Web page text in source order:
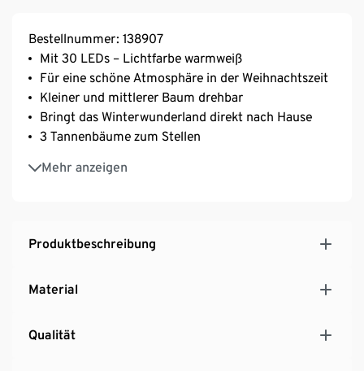
Bestellnummer: 138907
Mit 30 LEDs – Lichtfarbe warmweiß
Für eine schöne Atmosphäre in der Weihnachtszeit
Kleiner und mittlerer Baum drehbar
Bringt das Winterwunderland direkt nach Hause
3 Tannenbäume zum Stellen
Mehr anzeigen
Winterdeko für den Innenbereich
Mit praktischer Timerfunktion: automatisches
Produktbeschreibung
Material
Qualität